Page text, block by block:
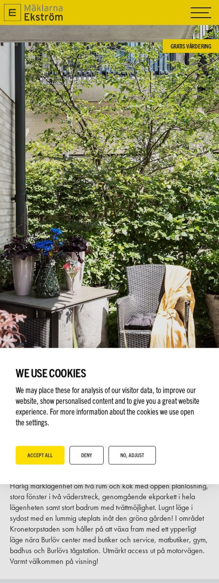
GRATIS VÄRDERING
TILL SALU
SÅLDA
SÄLJA
OM OSS
NYPRODUKTION
MAGASIN R.O.K
KONTAKTA OSS
GRATIS VÄRDERING
TVÅA MED UTEPLATS I FINA KRONETORP PARK!
KRONETORPSTADEN, KRONETORPS ALLÉ 25
BOAREA
60 m²
ANTAL RUM MÅNADSAVGIFT
5 053 kr/mån
Härlig marklägenhet om två rum och kök med öppen planlösning,
stora fönster i två väderstreck, genomgående ekparkett i hela
lägenheten samt stort badrum med tvättmöjlighet. Lugnt läge i
sydost med en lummig uteplats inåt den gröna gården! I området
Kronetorpstaden som håller på att växa fram med ett ypperligt
läge nära Burlöv center med butiker och service, matbutiker, gym,
badhus och Burlövs tågstation. Utmärkt access ut på motorvägen.
Varmt välkommen på visning!
WE USE COOKIES
We may place these for analysis of our visitor data, to improve our
website, show personalised content and to give you a great website
experience. For more information about the cookies we use open
the settings.
ACCEPT ALL DENY NO, ADJUST